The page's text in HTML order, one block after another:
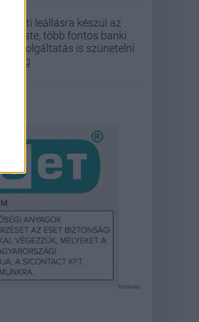
Esti leállásra készül az
Erste, több fontos banki
szolgáltatás is szünetelni
fog
Hirdetés